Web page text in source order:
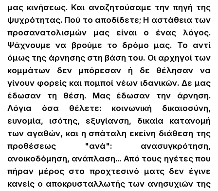
μας κινήσεως. Και αναζητούσαμε την πηγή της
ψυχρότητας. Πού το αποδίδετε; Η αστάθεια των
προσανατολισμών μας είναι ο ένας λόγος.
Ψάχνουμε να βρούμε το δρόμο μας. Το αντί
όμως της άρνησης στη βάση του. Οι αρχηγοί των
κομμάτων δεν μπόρεσαν ή δε θέλησαν να
γίνουν φορείς και πομποί νέων ιδανικών. Δε μας
έδωσαν τη θέση. Μας έδωσαν την άρνηση.
Λόγια όσα θέλετε: κοινωνική δικαιοσύνη,
ευνομία, ισότης, εξυγίανση, δικαία κατανομή
των αγαθών, και η σπάταλη εκείνη διάθεση της
προθέσεως "ανά": ανασυγκρότηση,
ανοικοδόμηση, ανάπλαση... Από τους ηγέτες που
πήραν μέρος στο προχτεσινό ματς δεν έγινε
κανείς ο αποκρυσταλλωτής των ανησυχιών της